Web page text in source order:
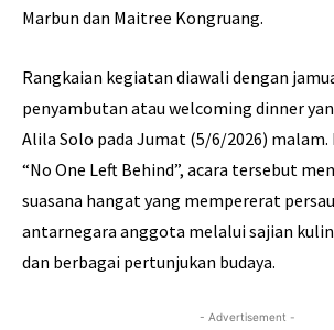
Marbun dan Maitree Kongruang.
Rangkaian kegiatan diawali dengan
penyambutan atau welcoming dinner
Alila Solo pada Jumat (5/6/2026) malam.
“No One Left Behind”, acara tersebut
suasana hangat yang mempererat
antarnegara anggota melalui sajian
dan berbagai pertunjukan budaya.
- Advertisement -